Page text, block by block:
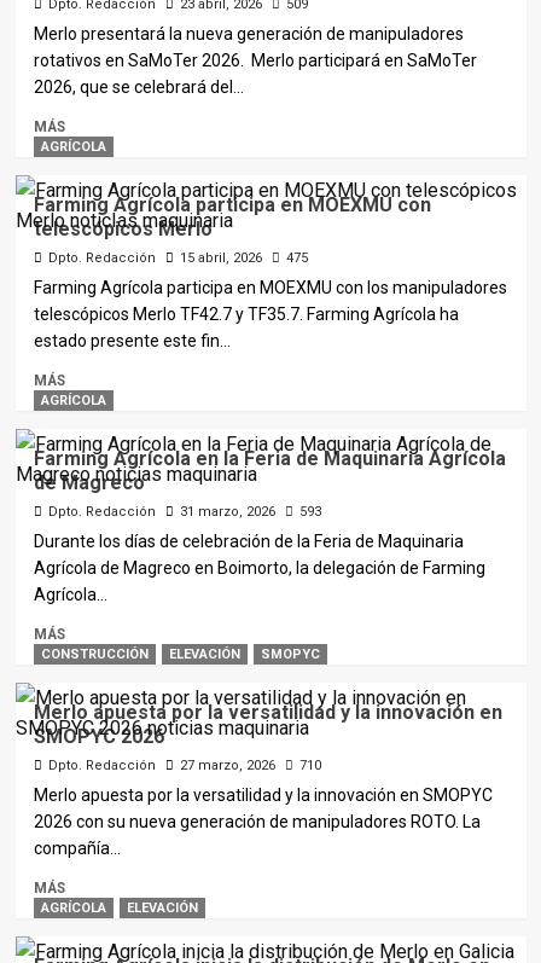
Dpto. Redacción 23 abril, 2026 509
Merlo presentará la nueva generación de manipuladores
rotativos en SaMoTer 2026. Merlo participará en SaMoTer
2026, que se celebrará del...
MÁS
AGRÍCOLA
Farming Agrícola participa en MOEXMU con
telescópicos Merlo
Dpto. Redacción 15 abril, 2026 475
Farming Agrícola participa en MOEXMU con los manipuladores
telescópicos Merlo TF42.7 y TF35.7. Farming Agrícola ha
estado presente este fin...
MÁS
AGRÍCOLA
Farming Agrícola en la Feria de Maquinaria Agrícola
de Magreco
Dpto. Redacción 31 marzo, 2026 593
Durante los días de celebración de la Feria de Maquinaria
Agrícola de Magreco en Boimorto, la delegación de Farming
Agrícola...
MÁS
CONSTRUCCIÓN ELEVACIÓN SMOPYC
Merlo apuesta por la versatilidad y la innovación en
SMOPYC 2026
Dpto. Redacción 27 marzo, 2026 710
Merlo apuesta por la versatilidad y la innovación en SMOPYC
2026 con su nueva generación de manipuladores ROTO. La
compañía...
MÁS
AGRÍCOLA ELEVACIÓN